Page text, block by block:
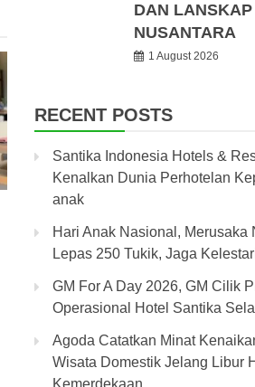
DAN LANSKAP
NUSANTARA
1 August 2026
RECENT POSTS
Santika Indonesia Hotels &
Kenalkan Dunia Perhotelan
anak
Hari Anak Nasional, Merusaka
Lepas 250 Tukik, Jaga
GM For A Day 2026, GM Cilik
Operasional Hotel Santika
Agoda Catatkan Minat
Wisata Domestik Jelang Libur